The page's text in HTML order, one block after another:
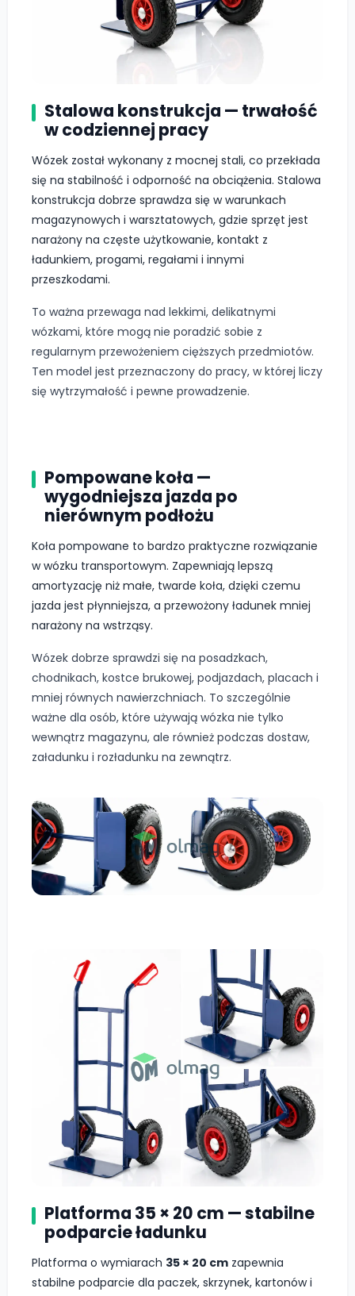
Stalowa konstrukcja — trwałość
w codziennej pracy
Wózek został wykonany z mocnej stali, co przekłada
się na stabilność i odporność na obciążenia. Stalowa
konstrukcja dobrze sprawdza się w warunkach
magazynowych i warsztatowych, gdzie sprzęt jest
narażony na częste użytkowanie, kontakt z
ładunkiem, progami, regałami i innymi
przeszkodami.
To ważna przewaga nad lekkimi, delikatnymi
wózkami, które mogą nie poradzić sobie z
regularnym przewożeniem cięższych przedmiotów.
Ten model jest przeznaczony do pracy, w której liczy
się wytrzymałość i pewne prowadzenie.
Pompowane koła —
wygodniejsza jazda po
nierównym podłożu
Koła pompowane to bardzo praktyczne rozwiązanie
w wózku transportowym. Zapewniają lepszą
amortyzację niż małe, twarde koła, dzięki czemu
jazda jest płynniejsza, a przewożony ładunek mniej
narażony na wstrząsy.
Wózek dobrze sprawdzi się na posadzkach,
chodnikach, kostce brukowej, podjazdach, placach i
mniej równych nawierzchniach. To szczególnie
ważne dla osób, które używają wózka nie tylko
wewnątrz magazynu, ale również podczas dostaw,
załadunku i rozładunku na zewnątrz.
Platforma 35 × 20 cm — stabilne
podparcie ładunku
Platforma o wymiarach 35 × 20 cm zapewnia
stabilne podparcie dla paczek, skrzynek, kartonów i